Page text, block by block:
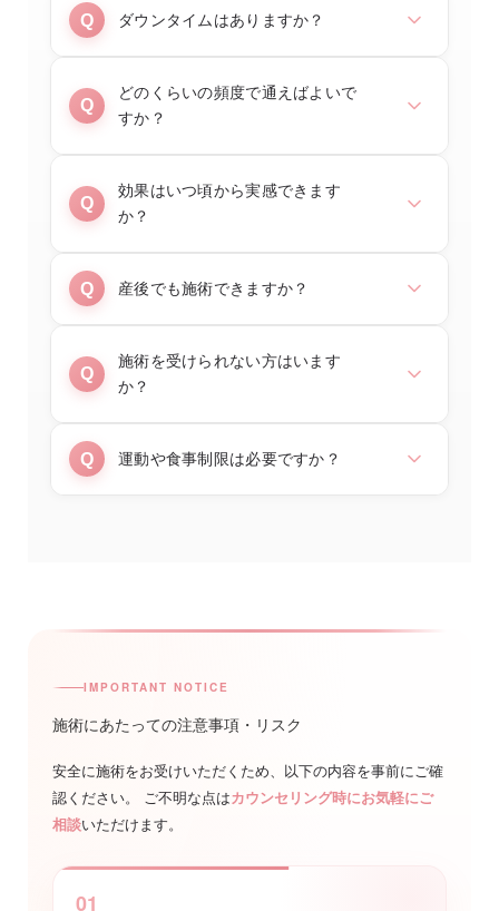
筋肉が強く収縮する独特の感覚はあります
ぐに慣れていただけます。強度は調整可能
ですので、ご安心ください。
ダウンタイムはありますか？
施術後すぐに日常生活へ戻れます。ダウン
タイムはありません。翌日に筋肉痛のよう
どのくらいの頻度で通えばよいで
すか？
推奨頻度は週2回・計4週（合計8回）
す。その後は月1〜2回のメンテナンスで効
ング時に最適なプランをご提案します。
効果はいつ頃から実感できます
か？
個人差はありますが、2〜4週間後
から筋肉
れます。継続的な施術でより高い効果が期
待できます。
産後でも施術できますか？
産後の方は、出産から最低3ヶ月以上経過
し、悪露が完全に終わってからの施術をお
を確認させていただきます。
施術を受けられない方はいます
か？
以下の方は施術をお受けいただけません。
・施術部位に皮膚疾患がある方
ださい。
運動や食事制限は必要ですか？
います。
IMPORTANT NOTICE
施術にあたっての注意事項・リスク
安全に施術をお受けいただくため、以下の内容を事前にご確
認ください。
ご不明な点はカウンセリング時にお気軽にご
相談いただけます。
01